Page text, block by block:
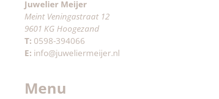
Juwelier Meijer
Meint Veningastraat 12
9601 KG Hoogezand
T: 0598-394066
E: info@juweliermeijer.nl
Menu